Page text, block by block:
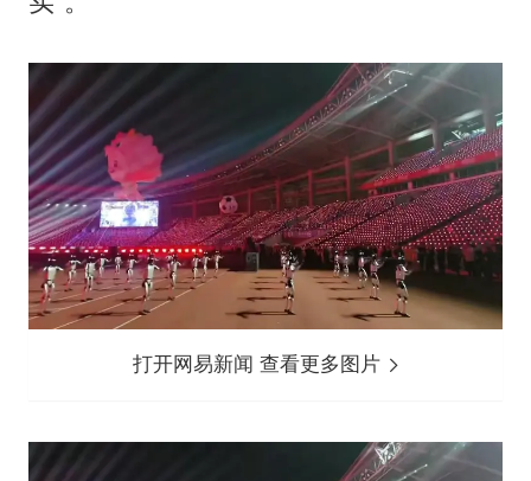
打开网易新闻 查看更多图片